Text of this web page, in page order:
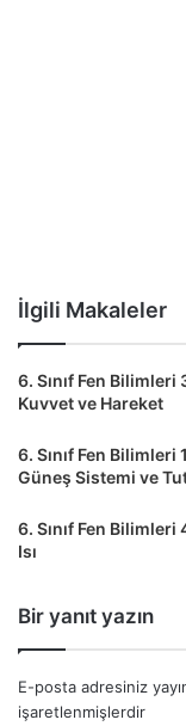
İlgili Makaleler
6. Sınıf Fen Bilimleri
Kuvvet ve Hareket
6. Sınıf Fen Bilimleri
Güneş Sistemi ve
6. Sınıf Fen Bilimleri
Isı
Bir yanıt yazın
E-posta adresiniz
işaretlenmişlerdir